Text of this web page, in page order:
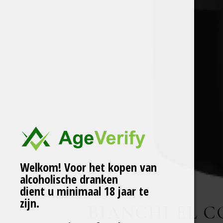
BIANCHI EL
Welkom! Voor het kopen van
alcoholische dranken
dient u minimaal 18 jaar te
zijn.